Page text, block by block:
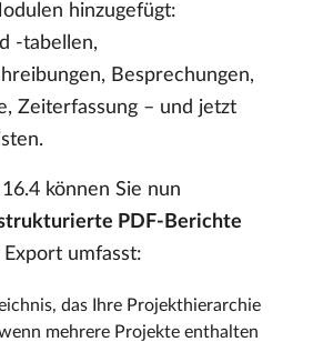
hinzugefügt:
-tabellen,
Besprechungen,
Zeiterfassung – und jetzt
können Sie nun
PDF-Berichte
umfasst:
das Ihre Projekthierarchie
mehrere Projekte enthalten